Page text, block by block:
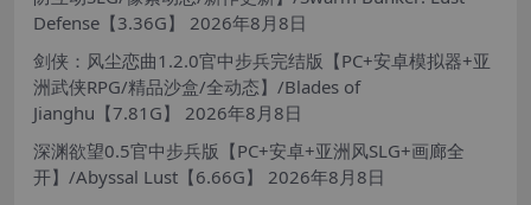
Defense【3.36G】
2026年8月8日
剑侠：风尘恋曲1.2.0官中步兵完结版【PC+安卓模拟器+亚
洲武侠RPG/精品沙盒/全动态】/Blades of
Jianghu【7.81G】
2026年8月8日
深渊欲望0.5官中步兵版【PC+安卓+亚洲风SLG+画廊全
开】/Abyssal Lust【6.66G】
2026年8月8日